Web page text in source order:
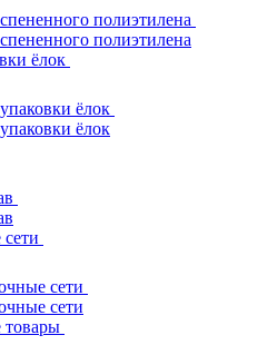
полиэтилена
полиэтилена
ёлок
ёлок
ёлок
сети
сети